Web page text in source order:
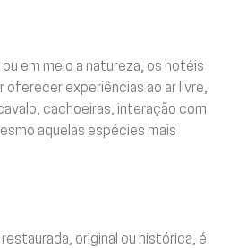
em meio a natureza, os hotéis
oferecer experiências ao ar livre,
cachoeiras, interação com
aquelas espécies mais
original ou histórica, é